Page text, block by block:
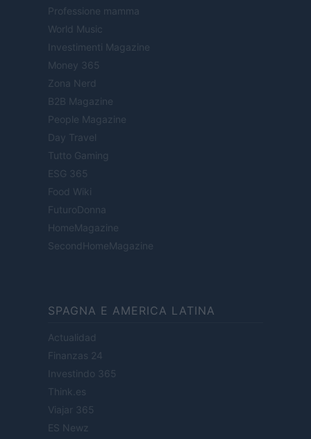
Professione mamma
World Music
Investimenti Magazine
Money 365
Zona Nerd
B2B Magazine
People Magazine
Day Travel
Tutto Gaming
ESG 365
Food Wiki
FuturoDonna
HomeMagazine
SecondHomeMagazine
SPAGNA E AMERICA LATINA
Actualidad
Finanzas 24
Investindo 365
Think.es
Viajar 365
ES Newz